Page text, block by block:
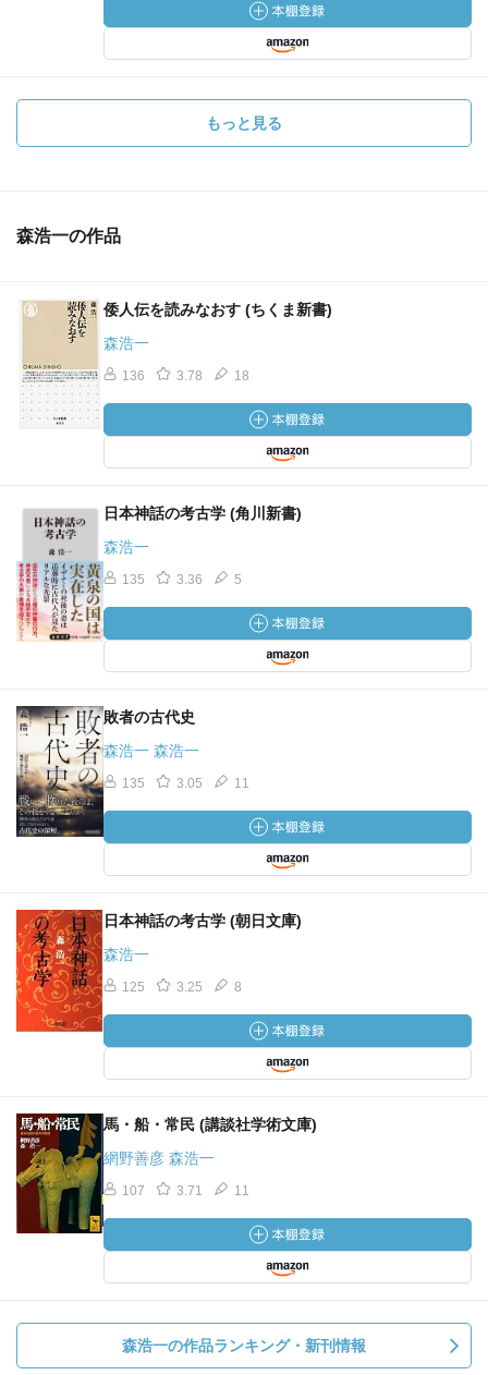
もっと見る
森浩一の作品
倭人伝を読みなおす (ちくま新書)
森浩一
136 3.78 18
日本神話の考古学 (角川新書)
森浩一
135 3.36 5
敗者の古代史
森浩一 森浩一
135 3.05 11
日本神話の考古学 (朝日文庫)
森浩一
125 3.25 8
馬・船・常民 (講談社学術文庫)
網野善彦 森浩一
107 3.71 11
森浩一の作品ランキング・新刊情報